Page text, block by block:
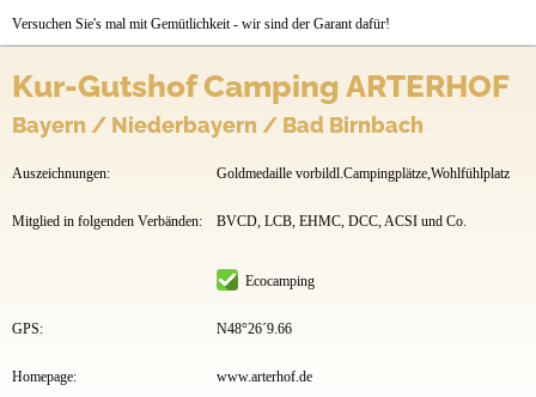
Versuchen Sie's mal mit Gemütlichkeit - wir sind der Garant dafür!
Kur-Gutshof Camping ARTERHOF
Bayern / Niederbayern / Bad Birnbach
Auszeichnungen: Goldmedaille vorbildl.Campingplätze,Wohlfühlplatz
Mitglied in folgenden Verbänden: BVCD, LCB, EHMC, DCC, ACSI und Co.
Ecocamping
GPS: N48°26´9.66
Homepage: www.arterhof.de